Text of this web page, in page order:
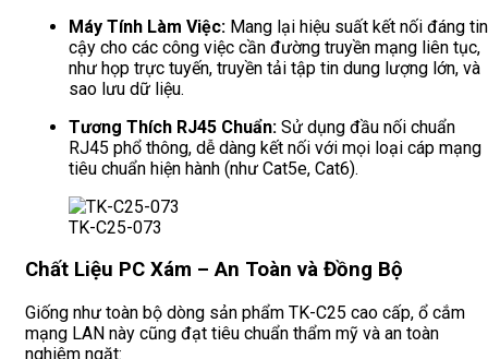
Máy Tính Làm Việc: Mang lại hiệu suất kết nối đáng tin
cậy cho các công việc cần đường truyền mạng liên tục,
như họp trực tuyến, truyền tải tập tin dung lượng lớn, và
sao lưu dữ liệu.
Tương Thích RJ45 Chuẩn: Sử dụng đầu nối chuẩn
RJ45 phổ thông, dễ dàng kết nối với mọi loại cáp mạng
tiêu chuẩn hiện hành (như Cat5e, Cat6).
TK-C25-073
Chất Liệu PC Xám – An Toàn và Đồng Bộ
Giống như toàn bộ dòng sản phẩm TK-C25 cao cấp, ổ cắm
mạng LAN này cũng đạt tiêu chuẩn thẩm mỹ và an toàn
nghiêm ngặt: